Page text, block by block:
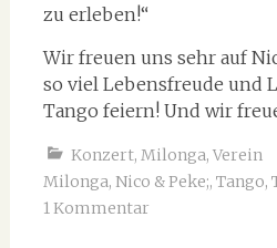
zu erleben!“
Wir freuen uns sehr auf
so viel Lebensfreude und
Tango feiern! Und wir
Konzert, Milonga, Verein
Milonga, Nico & Peke;, Tango,
1 Kommentar